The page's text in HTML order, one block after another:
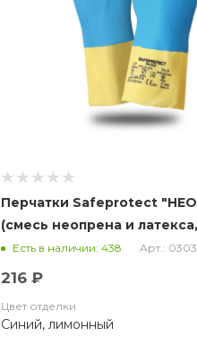
Перчатки Safeprotect
(смесь неопрена и латекса,
хлопковый слой,
толщ.0,70мм,дл.320мм.)
Есть в наличии: 438 Арт.:
216 ₽
Цвет отделки
Синий, лимонный